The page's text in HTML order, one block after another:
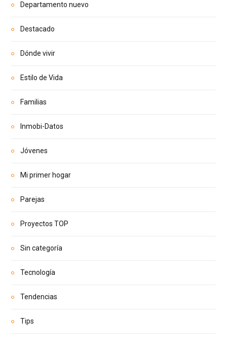
Departamento nuevo
Destacado
Dónde vivir
Estilo de Vida
Familias
Inmobi-Datos
Jóvenes
Mi primer hogar
Parejas
Proyectos TOP
Sin categoría
Tecnología
Tendencias
Tips